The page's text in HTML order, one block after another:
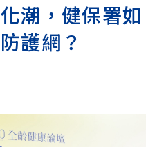
潮，健保署如
護網？